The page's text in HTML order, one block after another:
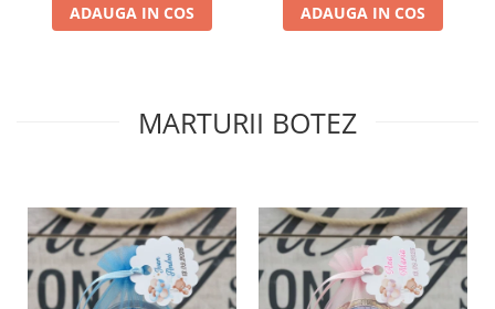
ADAUGA IN COS ADAUGA IN COS
MARTURII BOTEZ